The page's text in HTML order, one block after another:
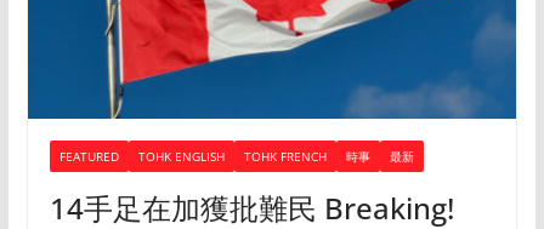
FEATURED TOHK ENGLISH TOHK FRENCH 時事 最新
14手足在加獲批難民 Breaking!